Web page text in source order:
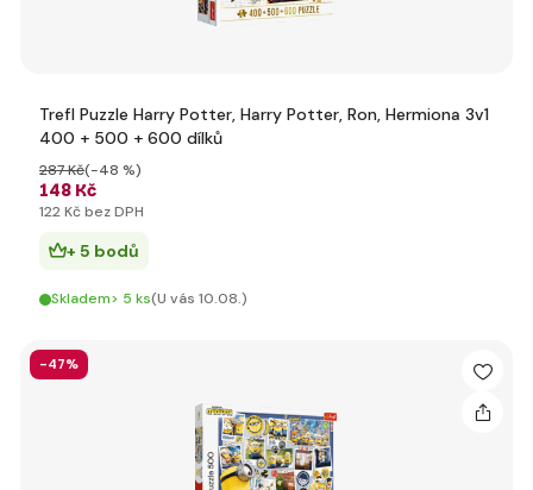
Trefl Puzzle Harry Potter, Harry Potter, Ron, Hermiona 3v1
400 + 500 + 600 dílků
148 Kč
287 Kč(-48 %)
122 Kč bez DPH
+ 5 bodů
Skladem> 5 ks(U vás 10.08.)
-47%